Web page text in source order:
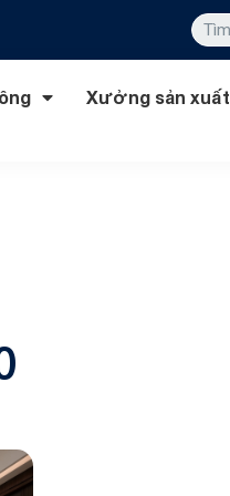
Xưởng sản xuất